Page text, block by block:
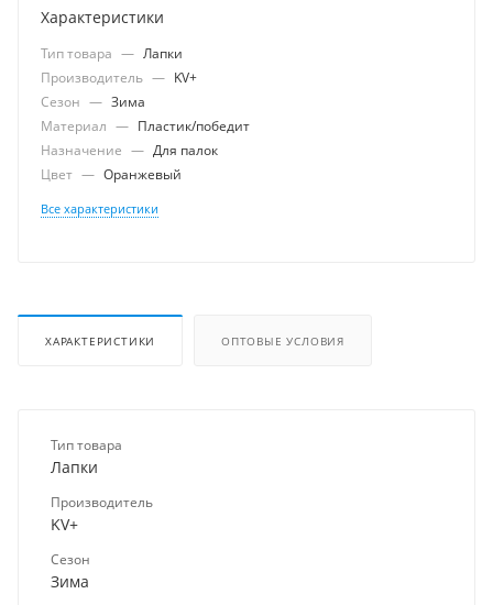
Характеристики
Тип товара — Лапки
Производитель — KV+
Сезон — Зима
Материал — Пластик/победит
Назначение — Для палок
Цвет — Оранжевый
Все характеристики
ХАРАКТЕРИСТИКИ ОПТОВЫЕ УСЛОВИЯ
Тип товара
Лапки
Производитель
KV+
Сезон
Зима